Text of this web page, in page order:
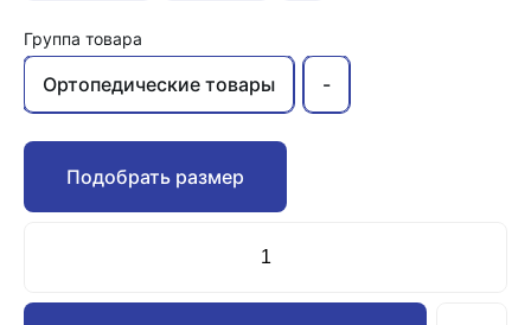
Группа товара
Ортопедические товары -
Подобрать размер